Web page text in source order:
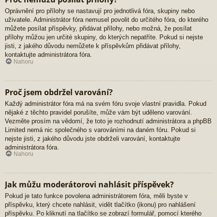
Oprávnění pro přílohy se nastavují pro jednotlivá fóra, skupiny nebo
uživatele. Administrátor fóra nemusel povolit do určitého fóra, do kterého
můžete posílat příspěvky, přidávat přílohy, nebo možná, že posílat
přílohy můžou jen určité skupiny, do kterých nepatříte. Pokud si nejste
jisti, z jakého důvodu nemůžete k příspěvkům přidávat přílohy,
kontaktujte administrátora fóra.
Nahoru
Proč jsem obdržel varování?
Každý administrátor fóra má na svém fóru svoje vlastní pravidla. Pokud
nějaké z těchto pravidel porušíte, může vám být uděleno varování.
Vezměte prosím na vědomí, že toto je rozhodnutí administrátora a phpBB
Limited nemá nic společného s varováními na daném fóru. Pokud si
nejste jisti, z jakého důvodu jste obdrželi varování, kontaktujte
administrátora fóra.
Nahoru
Jak můžu moderátorovi nahlásit příspěvek?
Pokud je tato funkce povolena administrátorem fóra, měli byste v
příspěvku, který chcete nahlásit, vidět tlačítko (ikonu) pro nahlášení
příspěvku. Po kliknutí na tlačítko se zobrazí formulář, pomocí kterého